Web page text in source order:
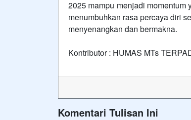
2025 mampu menjadi momentum
menumbuhkan rasa percaya diri
menyenangkan dan bermakna.
Kontributor : HUMAS MTs
Komentari Tulisan Ini